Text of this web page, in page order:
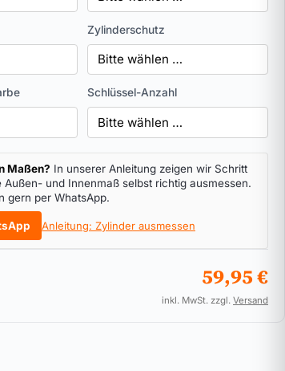
Zylinderschutz
Schlüssel-Anzahl
Maßen? In unserer Anleitung zeigen wir Schritt
und Innenmaß selbst richtig ausmessen.
gern per WhatsApp.
Anleitung: Zylinder ausmessen
59,95 €
inkl. MwSt. zzgl. Versand